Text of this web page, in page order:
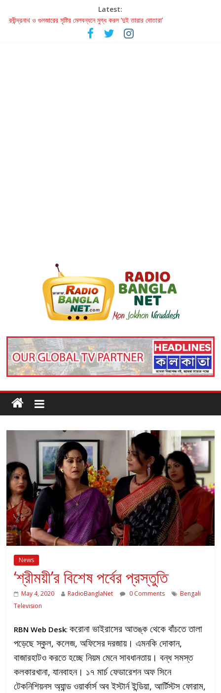
Latest:
রবীন্দ্রনাথ ও গুলজারের সৃষ্টির মেলবন্ধনে মুগ্ধ করল ‘দুই তারার দোতারা’
কলের গান থেকে রীলস্ — বাঙালির গান শোনার বিবর্তনের গল্প
জগন্নাথমঙ্গলম্ — বাংলায় প্রথমবার মঞ্চে এবার রথযাত্রার উদযাপন
News
‘শ্রীময়ী’র বিশেষ পর্বের প্রস্তুতি
May 4, 2020 RadioBanglaNet 0 Comments
Bengali
Television
RBN Web Desk:করোনা ভাইরাসের আতঙ্ক থেকে বাঁচতে তালা
পড়েছে স্কুল, কলেজ, অফিসের দরজায়। এমনকি দোকান,
বাজারহাটও করতে হচ্ছে নিয়ম মেনে সাবধানতায়। বন্ধ সমস্ত
কলকারখানা, যানবাহন। ১৭ মার্চ ফেডারেশন অফ সিনে
টেকনিশিয়নস অ্যান্ড ওয়ার্কার্স অব ইস্টার্ন ইন্ডিয়া, আর্টিস্টস ফোরাম,